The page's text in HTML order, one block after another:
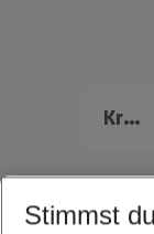
Kreta Urlaub
Quicklinks
Stimmst